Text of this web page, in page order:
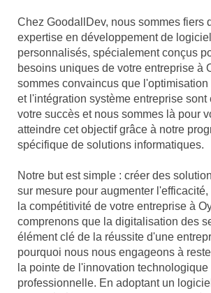
Chez GoodallDev, nous sommes fiers
expertise en développement de
personnalisés, spécialement conçus
besoins uniques de votre entreprise à
sommes convaincus que
et l'intégration système entreprise
votre succès et nous sommes là pour
atteindre cet objectif grâce à notre
spécifique de solutions informatiques.
Notre but est simple : créer des
sur mesure pour augmenter
la compétitivité de votre entreprise à
comprenons que la digitalisation des
élément clé de la réussite d'une
pourquoi nous nous engageons à
la pointe de l'innovation technologique
professionnelle. En adoptant un